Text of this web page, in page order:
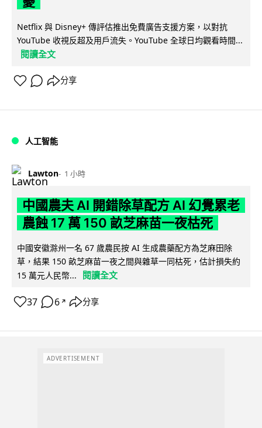
Netflix 與 Disney+ 傳評估推出免費廣告支援方案，以對抗
YouTube 收視反超及用戶流失。YouTube 全球日均觀看時間...
閱讀全文
分享
人工智能
Lawton 1 小時
中國農夫 AI 開錯除草配方 AI 幻覺累老
農蝕 17 萬 150 畝芝麻苗一夜枯死
中國安徽滁州一名 67 歲農民按 AI 生成農藥配方為芝麻田除
草，結果 150 畝芝麻苗一夜之間與雜草一同枯死，估計損失約
15 萬元人民幣...
閱讀全文
37 6 ↗ 分享
ADVERTISEMENT